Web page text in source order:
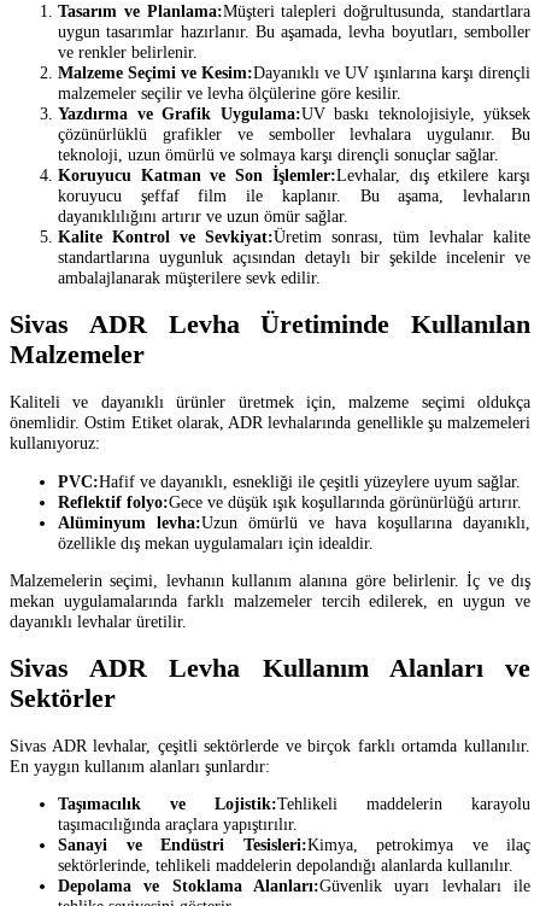
Tasarım ve Planlama:Müşteri talepleri doğrultusunda, standartlara
uygun tasarımlar hazırlanır. Bu aşamada, levha boyutları, semboller
ve renkler belirlenir.
Malzeme Seçimi ve Kesim:Dayanıklı ve UV ışınlarına karşı dirençli
malzemeler seçilir ve levha ölçülerine göre kesilir.
Yazdırma ve Grafik Uygulama:UV baskı teknolojisiyle, yüksek
çözünürlüklü grafikler ve semboller levhalara uygulanır. Bu
teknoloji, uzun ömürlü ve solmaya karşı dirençli sonuçlar sağlar.
Koruyucu Katman ve Son İşlemler:Levhalar, dış etkilere karşı
koruyucu şeffaf film ile kaplanır. Bu aşama, levhaların
dayanıklılığını artırır ve uzun ömür sağlar.
Kalite Kontrol ve Sevkiyat:Üretim sonrası, tüm levhalar kalite
standartlarına uygunluk açısından detaylı bir şekilde incelenir ve
ambalajlanarak müşterilere sevk edilir.
Sivas ADR Levha Üretiminde Kullanılan
Malzemeler
Kaliteli ve dayanıklı ürünler üretmek için, malzeme seçimi oldukça
önemlidir. Ostim Etiket olarak, ADR levhalarında genellikle şu malzemeleri
kullanıyoruz:
PVC:Hafif ve dayanıklı, esnekliği ile çeşitli yüzeylere uyum sağlar.
Reflektif folyo:Gece ve düşük ışık koşullarında görünürlüğü artırır.
Alüminyum levha:Uzun ömürlü ve hava koşullarına dayanıklı,
özellikle dış mekan uygulamaları için idealdir.
Malzemelerin seçimi, levhanın kullanım alanına göre belirlenir. İç ve dış
mekan uygulamalarında farklı malzemeler tercih edilerek, en uygun ve
dayanıklı levhalar üretilir.
Sivas ADR Levha Kullanım Alanları ve
Sektörler
Sivas ADR levhalar, çeşitli sektörlerde ve birçok farklı ortamda kullanılır.
En yaygın kullanım alanları şunlardır:
Taşımacılık ve Lojistik:Tehlikeli maddelerin karayolu
taşımacılığında araçlara yapıştırılır.
Sanayi ve Endüstri Tesisleri:Kimya, petrokimya ve ilaç
sektörlerinde, tehlikeli maddelerin depolandığı alanlarda kullanılır.
Depolama ve Stoklama Alanları:Güvenlik uyarı levhaları ile